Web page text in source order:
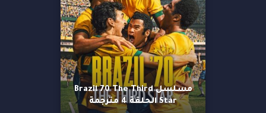
مسلسل Brazil 70 The Third
Star الحلقة 4 مترجمة